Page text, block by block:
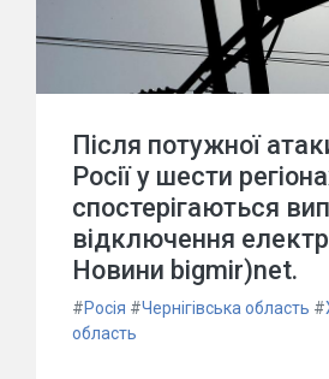
Після потужної
Росії у шести
спостерігаються
відключення
Новини bigmir)net.
#Росія #Чернігівська область #
область